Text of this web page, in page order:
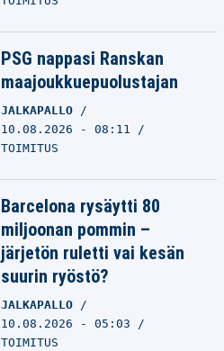
PSG nappasi Ranskan
maajoukkuepuolustajan
JALKAPALLO
10.08.2026 - 08:11
TOIMITUS
Barcelona rysäytti 80
miljoonan pommin –
järjetön ruletti vai kesän
suurin ryöstö?
JALKAPALLO
10.08.2026 - 05:03
TOIMITUS